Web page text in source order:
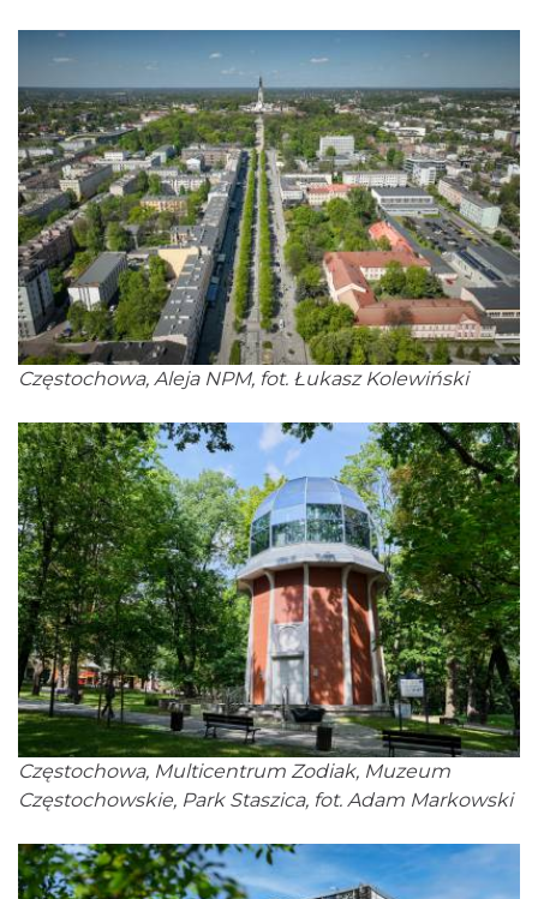
Częstochowa, Aleja NPM, fot. Łukasz Kolewiński
Częstochowa, Multicentrum Zodiak, Muzeum
Częstochowskie, Park Staszica, fot. Adam Markowski